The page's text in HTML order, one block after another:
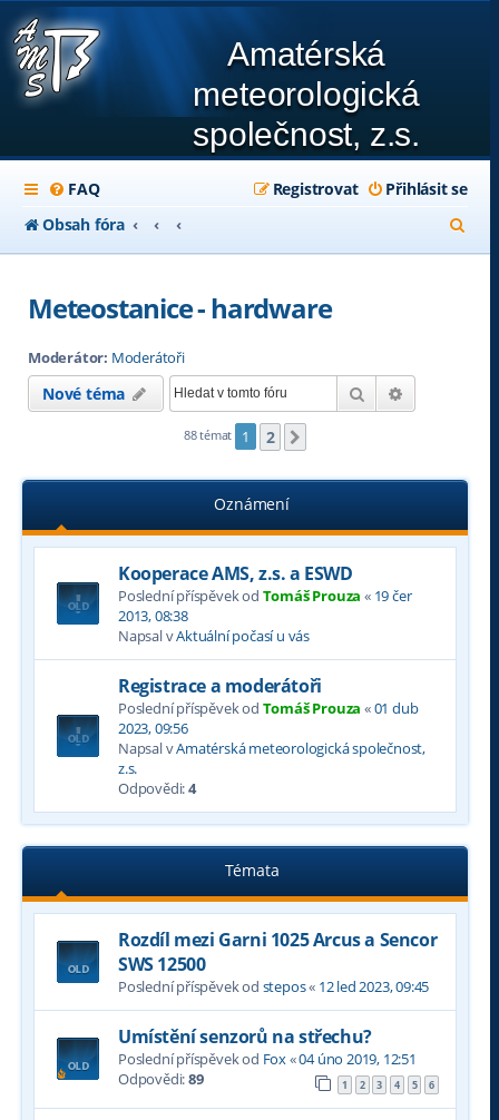
Amatérská
meteorologická
společnost, z.s.
FAQ Přihlásit se
Registrovat
Obsah fóra
l
Meteostanice - hardware
Moderátor: Moderátoři
Nové téma Hledat
88 témat 1 2
Oznámení
Kooperace AMS, z.s. a ESWD
Poslední příspěvek od Tomáš Prouza « 19 čer
2013, 08:38
Napsal vAktuální počasí u vás
Registrace a moderátoři
Poslední příspěvek od Tomáš Prouza «01 dub
2023, 09:56
Napsal vAmatérská meteorologická společnost,
z.s.
Odpovědi:4
Témata
Rozdíl mezi Garni 1025 Arcus a Sencor
SWS 12500
Poslední příspěvek od stepos« 12 led 2023, 09:45
Umístění senzorů na střechu?
Poslední příspěvek od Fox«04 úno 2019, 12:51
Odpovědi:89 1 2 3 4 5 6